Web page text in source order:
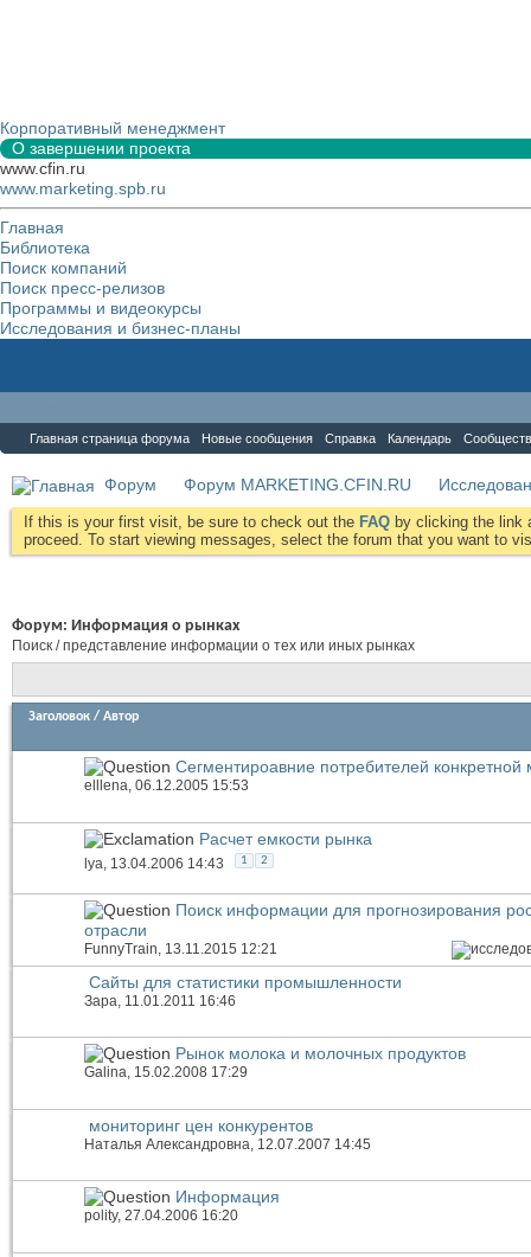
Корпоративный менеджмент
О завершении проекта
www.cfin.ru
www.marketing.spb.ru
Главная
Библиотека
Поиск компаний
Поиск пресс-релизов
Программы и видеокурсы
Исследования и бизнес-планы
Главная страница форума Новые сообщения Справка Календарь
Форум Форум MARKETING.CFIN.RU
If this is your first visit, be sure to check out the FAQ by clicking the link
proceed. To start viewing messages, select the forum that you want to
Форум: Информация о рынках
Поиск / представление информации о тех или иных рынках
Заголовок / Автор
Сегментироавние потребителей конкретной
elllena, 06.12.2005 15:53
Расчет емкости рынка
lya, 13.04.2006 14:43 1 2
Поиск информации для прогнозирования
отрасли
FunnyTrain, 13.11.2015 12:21
Сайты для статистики промышленности
Зара , 11.01.2011 16:46
Рынок молока и молочных продуктов
Galina, 15.02.2008 17:29
мониторинг цен конкурентов
Наталья Александровна , 12.07.2007 14:45
Информация
polity, 27.04.2006 16:20